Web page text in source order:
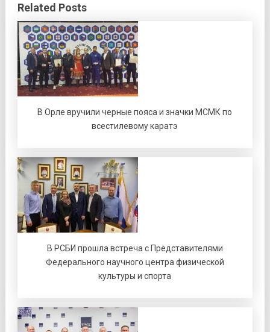
Related Posts
В Орле вручили черные пояса и значки МСМК по
всестилевому каратэ
В РСБИ прошла встреча с Представителями
Федерального научного центра физической
культуры и спорта